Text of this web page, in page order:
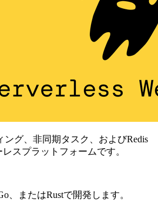
ング、非同期タスク、およびRedis
スプラットフォームです。
、またはRustで開発します。